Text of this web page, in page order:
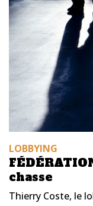
LOBBYING
chasse
Thierry Coste, le